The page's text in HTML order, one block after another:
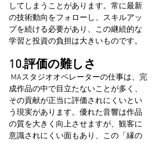
してしまうことがあります。常に最新
の技術動向をフォローし、スキルアッ
プを続ける必要があり、この継続的な
学習と投資の負担は大きいものです。
10.評価の難しさ
成作品の中で目立たないことが多く、
その貢献が正当に評価されにくいとい
う現実があります。優れた音響は作品
の質を大きく向上させますが、観客に
意識されにくい面もあり、この「縁の